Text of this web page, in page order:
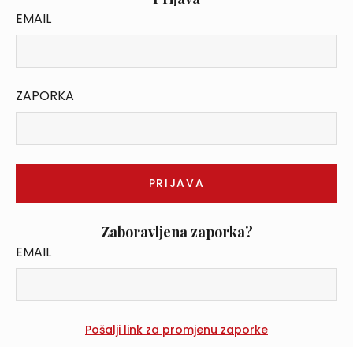
EMAIL
ZAPORKA
Zaboravljena zaporka?
EMAIL